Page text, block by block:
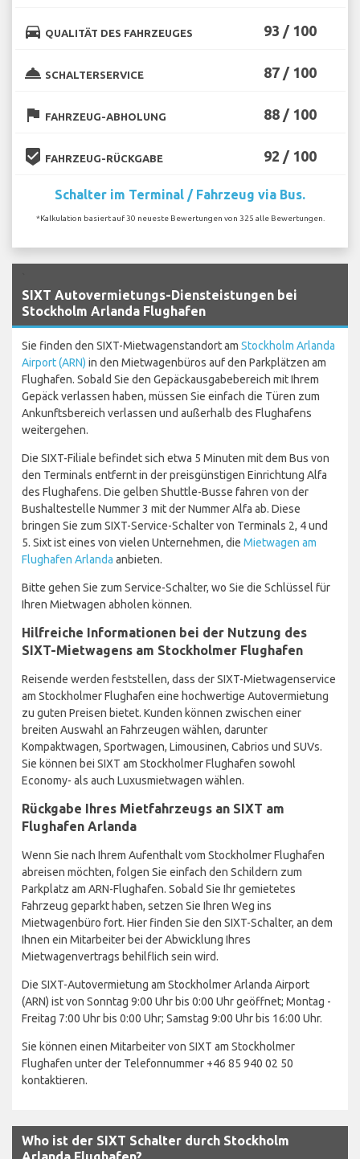
directions_car QUALITÄT DES FAHRZEUGES 93 / 100
room_service SCHALTERSERVICE 87 / 100
flag FAHRZEUG-ABHOLUNG 88 / 100
beenhere FAHRZEUG-RÜCKGABE 92 / 100
Schalter im Terminal / Fahrzeug via Bus.
*Kalkulation basiert auf 30 neueste Bewertungen von 325 alle Bewertungen.
SIXT Autovermietungs-Diensteistungen bei
Stockholm Arlanda Flughafen
Sie finden den SIXT-Mietwagenstandort am Stockholm Arlanda
Airport (ARN) in den Mietwagenbüros auf den Parkplätzen am
Flughafen. Sobald Sie den Gepäckausgabebereich mit Ihrem
Gepäck verlassen haben, müssen Sie einfach die Türen zum
Ankunftsbereich verlassen und außerhalb des Flughafens
weitergehen.
Die SIXT-Filiale befindet sich etwa 5 Minuten mit dem Bus von
den Terminals entfernt in der preisgünstigen Einrichtung Alfa
des Flughafens. Die gelben Shuttle-Busse fahren von der
Bushaltestelle Nummer 3 mit der Nummer Alfa ab. Diese
bringen Sie zum SIXT-Service-Schalter von Terminals 2, 4 und
5. Sixt ist eines von vielen Unternehmen, die Mietwagen am
Flughafen Arlanda anbieten.
Bitte gehen Sie zum Service-Schalter, wo Sie die Schlüssel für
Ihren Mietwagen abholen können.
Hilfreiche Informationen bei der Nutzung des
SIXT-Mietwagens am Stockholmer Flughafen
Reisende werden feststellen, dass der SIXT-Mietwagenservice
am Stockholmer Flughafen eine hochwertige Autovermietung
zu guten Preisen bietet. Kunden können zwischen einer
breiten Auswahl an Fahrzeugen wählen, darunter
Kompaktwagen, Sportwagen, Limousinen, Cabrios und SUVs.
Sie können bei SIXT am Stockholmer Flughafen sowohl
Economy- als auch Luxusmietwagen wählen.
Rückgabe Ihres Mietfahrzeugs an SIXT am
Flughafen Arlanda
Wenn Sie nach Ihrem Aufenthalt vom Stockholmer Flughafen
abreisen möchten, folgen Sie einfach den Schildern zum
Parkplatz am ARN-Flughafen. Sobald Sie Ihr gemietetes
Fahrzeug geparkt haben, setzen Sie Ihren Weg ins
Mietwagenbüro fort. Hier finden Sie den SIXT-Schalter, an dem
Ihnen ein Mitarbeiter bei der Abwicklung Ihres
Mietwagenvertrags behilflich sein wird.
Die SIXT-Autovermietung am Stockholmer Arlanda Airport
(ARN) ist von Sonntag 9:00 Uhr bis 0:00 Uhr geöffnet; Montag -
Freitag 7:00 Uhr bis 0:00 Uhr; Samstag 9:00 Uhr bis 16:00 Uhr.
Sie können einen Mitarbeiter von SIXT am Stockholmer
Flughafen unter der Telefonnummer +46 85 940 02 50
kontaktieren.
Who ist der SIXT Schalter durch Stockholm